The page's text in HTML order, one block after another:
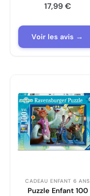
4.1
sur 5
17,99€
Voir les avis →
CADEAU ENFANT 6 ANS
Puzzle Enfant 100